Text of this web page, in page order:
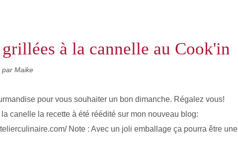
à la cannelle au Cook'in
par Maike
pour vous souhaiter un bon dimanche. Régalez vous!
canelle la recette à été réédité sur mon nouveau blog:
Note : Avec un joli emballage ça pourra être une